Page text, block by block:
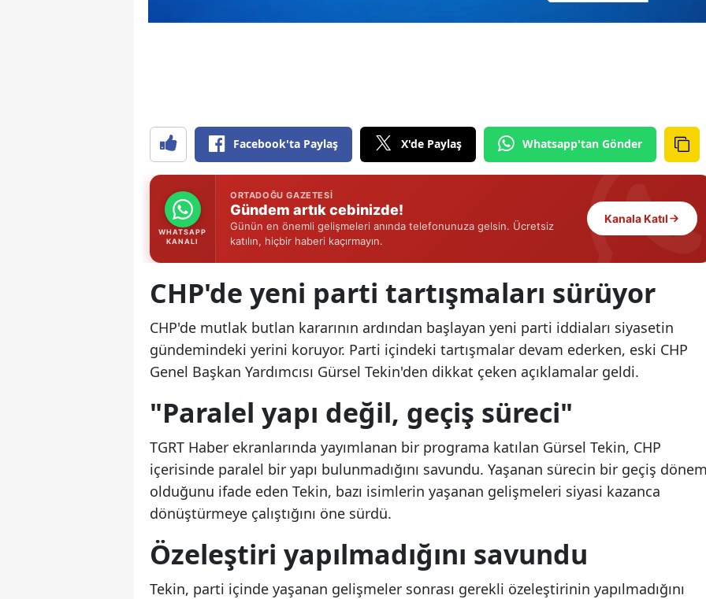
Erzurum
Eskişehir
Giresun
Gümüşhane
Hakkari
Hatay
Isparta
İstanbul
İzmir
Kars
Kayseri
Kırklareli
Facebook'ta Paylaş X'de Paylaş Whatsapp'tan Gönder
WHATSAPP
KANALI
ORTADOĞU GAZETESI
Gündem artık cebinizde!
Günün en önemli gelişmeleri anında telefonunuza gelsin. Ücretsiz
katılın, hiçbir haberi kaçırmayın.
Kanala Katıl
CHP'de yeni parti tartışmaları sürüyor
CHP'de mutlak butlan kararının ardından başlayan yeni parti iddiaları siyasetin
gündemindeki yerini koruyor. Parti içindeki tartışmalar devam ederken, eski CHP
Genel Başkan Yardımcısı Gürsel Tekin'den dikkat çeken açıklamalar geldi.
"Paralel yapı değil, geçiş süreci"
TGRT Haber ekranlarında yayımlanan bir programa katılan Gürsel Tekin, CHP
içerisinde paralel bir yapı bulunmadığını savundu. Yaşanan sürecin bir geçiş
olduğunu ifade eden Tekin, bazı isimlerin yaşanan gelişmeleri siyasi kazanca
dönüştürmeye çalıştığını öne sürdü.
Özeleştiri yapılmadığını savundu
Tekin, parti içinde yaşanan gelişmeler sonrası gerekli özeleştirinin yapılmadığını